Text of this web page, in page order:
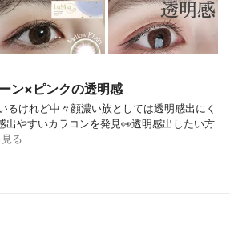
ン×ピンクの透明感⁡
るけれど⁡中々顔濃い族としては透明感出にく
出やすいカラコンを発見👀⁡透明感出したい方
る